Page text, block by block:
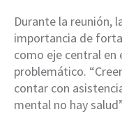
Durante la reunión,
importancia de
como eje central
problemático.
contar con
mental no hay